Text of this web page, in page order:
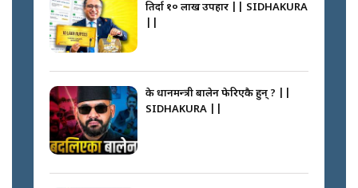
तिर्दा १० लाख उपहार || SIDHAKURA
के प्रधानमन्त्री बालेन फेरिएकै हुन् ? ||
SIDHAKURA ||